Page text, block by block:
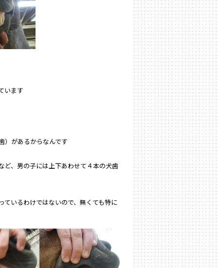
います
）があるからなんです
ど、男の子には上下あわせて４本の犬歯
ているわけではないので、無くても特に